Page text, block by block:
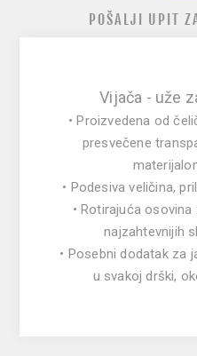
POŠALJI UPIT
Vijača - uže
• Proizvedena od
presvečene
• Podesiva veličina,
• Rotirajuća
najzahtevnijih
• Posebni dodatak za
u svakoj drški,